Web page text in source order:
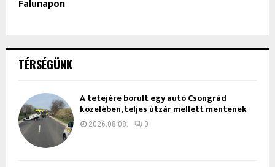
Falunapon
TÉRSÉGÜNK
A tetejére borult egy autó Csongrád
közelében, teljes útzár mellett mentenek
2026.08.08. 0